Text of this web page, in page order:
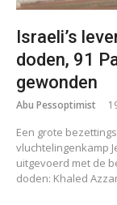
Israeli’s
doden, 91
gewonden
Abu Pessoptimist
Een grote
vluchtelingenkamp
uitgevoerd met de
doden: Khaled